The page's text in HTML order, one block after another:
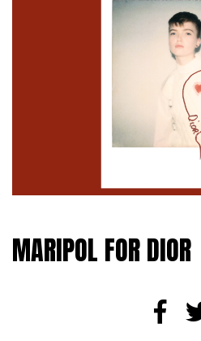
MARIPOL FOR DIOR